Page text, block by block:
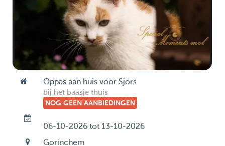
Oppas aan huis voor Sjors
bij het baasje thuis
NOG GEEN AANBIEDINGEN
06-10-2026 tot 13-10-2026
Gorinchem